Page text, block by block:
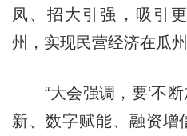
凤、招大引强，吸引
州，实现民营经济在瓜
“大会强调，要‘不断
新、数字赋能、融资增